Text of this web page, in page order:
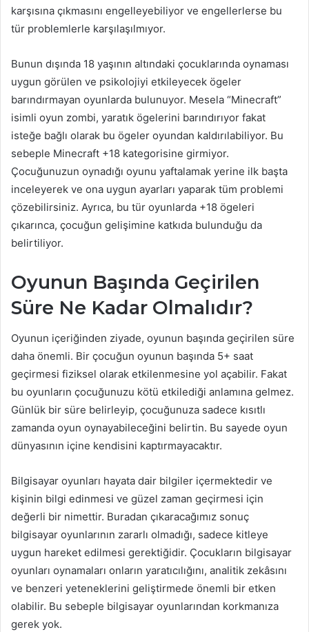
karşısına çıkmasını engelleyebiliyor ve engellerlerse bu
tür problemlerle karşılaşılmıyor.
Bunun dışında 18 yaşının altındaki çocuklarında oynaması
uygun görülen ve psikolojiyi etkileyecek ögeler
barındırmayan oyunlarda bulunuyor. Mesela “Minecraft”
isimli oyun zombi, yaratık ögelerini barındırıyor fakat
isteğe bağlı olarak bu ögeler oyundan kaldırılabiliyor. Bu
sebeple Minecraft +18 kategorisine girmiyor.
Çocuğunuzun oynadığı oyunu yaftalamak yerine ilk başta
inceleyerek ve ona uygun ayarları yaparak tüm problemi
çözebilirsiniz. Ayrıca, bu tür oyunlarda +18 ögeleri
çıkarınca, çocuğun gelişimine katkıda bulunduğu da
belirtiliyor.
Oyunun Başında Geçirilen
Süre Ne Kadar Olmalıdır?
Oyunun içeriğinden ziyade, oyunun başında geçirilen süre
daha önemli. Bir çocuğun oyunun başında 5+ saat
geçirmesi fiziksel olarak etkilenmesine yol açabilir. Fakat
bu oyunların çocuğunuzu kötü etkilediği anlamına gelmez.
Günlük bir süre belirleyip, çocuğunuza sadece kısıtlı
zamanda oyun oynayabileceğini belirtin. Bu sayede oyun
dünyasının içine kendisini kaptırmayacaktır.
Bilgisayar oyunları hayata dair bilgiler içermektedir ve
kişinin bilgi edinmesi ve güzel zaman geçirmesi için
değerli bir nimettir. Buradan çıkaracağımız sonuç
bilgisayar oyunlarının zararlı olmadığı, sadece kitleye
uygun hareket edilmesi gerektiğidir. Çocukların bilgisayar
oyunları oynamaları onların yaratıcılığını, analitik zekâsını
ve benzeri yeteneklerini geliştirmede önemli bir etken
olabilir. Bu sebeple bilgisayar oyunlarından korkmanıza
gerek yok.